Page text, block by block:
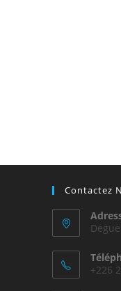
Contactez
+226